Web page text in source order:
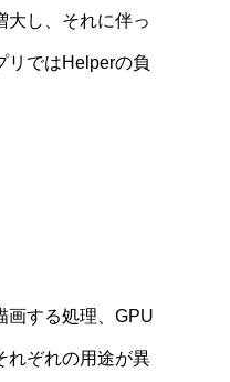
大し、それに伴っ
リではHelperの負
画する処理、GPU
れぞれの用途が異